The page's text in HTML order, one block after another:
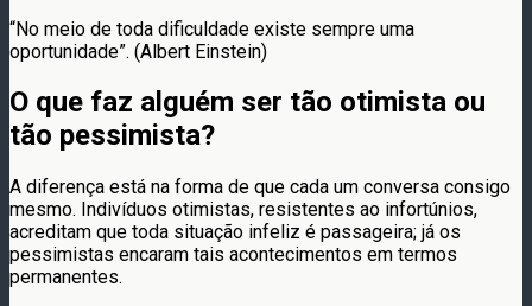
“No meio de toda dificuldade existe sempre uma
oportunidade”. (Albert Einstein)
O que faz alguém ser tão otimista ou
tão pessimista?
A diferença está na forma de que cada um conversa consigo
mesmo. Indivíduos otimistas, resistentes ao infortúnios,
acreditam que toda situação infeliz é passageira; já os
pessimistas encaram tais acontecimentos em termos
permanentes.